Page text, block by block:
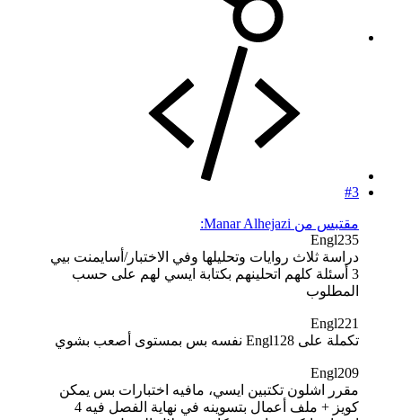
#3
مقتبس من Manar Alhejazi:
Engl235
دراسة ثلاث روايات وتحليلها وفي الاختبار/أسايمنت بيي
3 أسئلة كلهم اتحلينهم بكتابة ايسي لهم على حسب
المطلوب
Engl221
تكملة على Engl128 نفسه بس بمستوى أصعب بشوي
Engl209
مقرر اشلون تكتبين ايسي، مافيه اختبارات بس يمكن
كويز + ملف أعمال بتسوينه في نهاية الفصل فيه 4